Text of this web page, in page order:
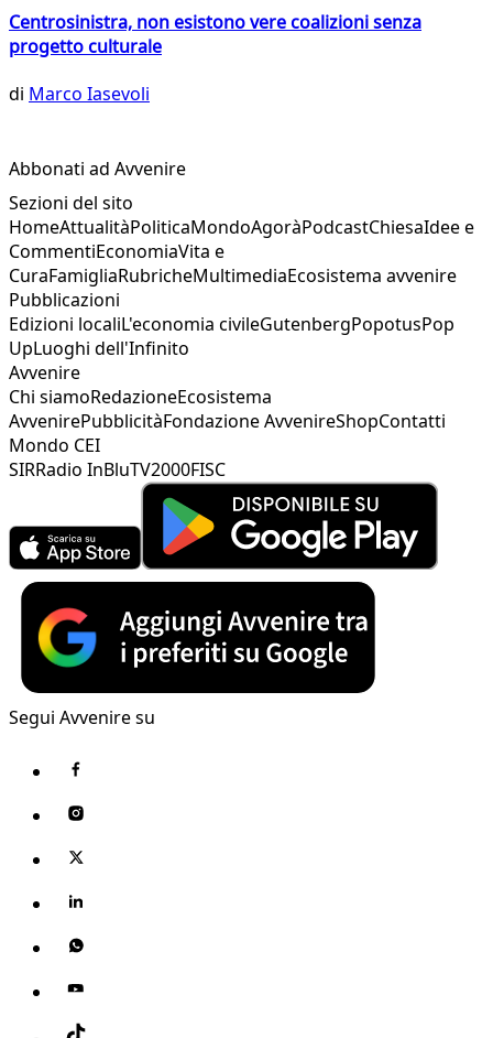
Centrosinistra, non esistono vere coalizioni senza
progetto culturale
di Marco Iasevoli
Abbonati ad Avvenire
Sezioni del sito
HomeAttualitàPoliticaMondoAgoràPodcastChiesaIdee e
CommentiEconomiaVita e
CuraFamigliaRubricheMultimediaEcosistema avvenire
Pubblicazioni
Edizioni localiL'economia civileGutenbergPopotusPop
UpLuoghi dell'Infinito
Avvenire
Chi siamoRedazioneEcosistema
AvvenirePubblicitàFondazione AvvenireShopContatti
Mondo CEI
SIRRadio InBluTV2000FISC
Segui Avvenire su